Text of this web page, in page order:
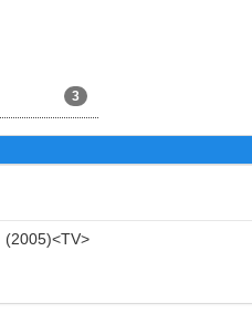
3
2005 TV